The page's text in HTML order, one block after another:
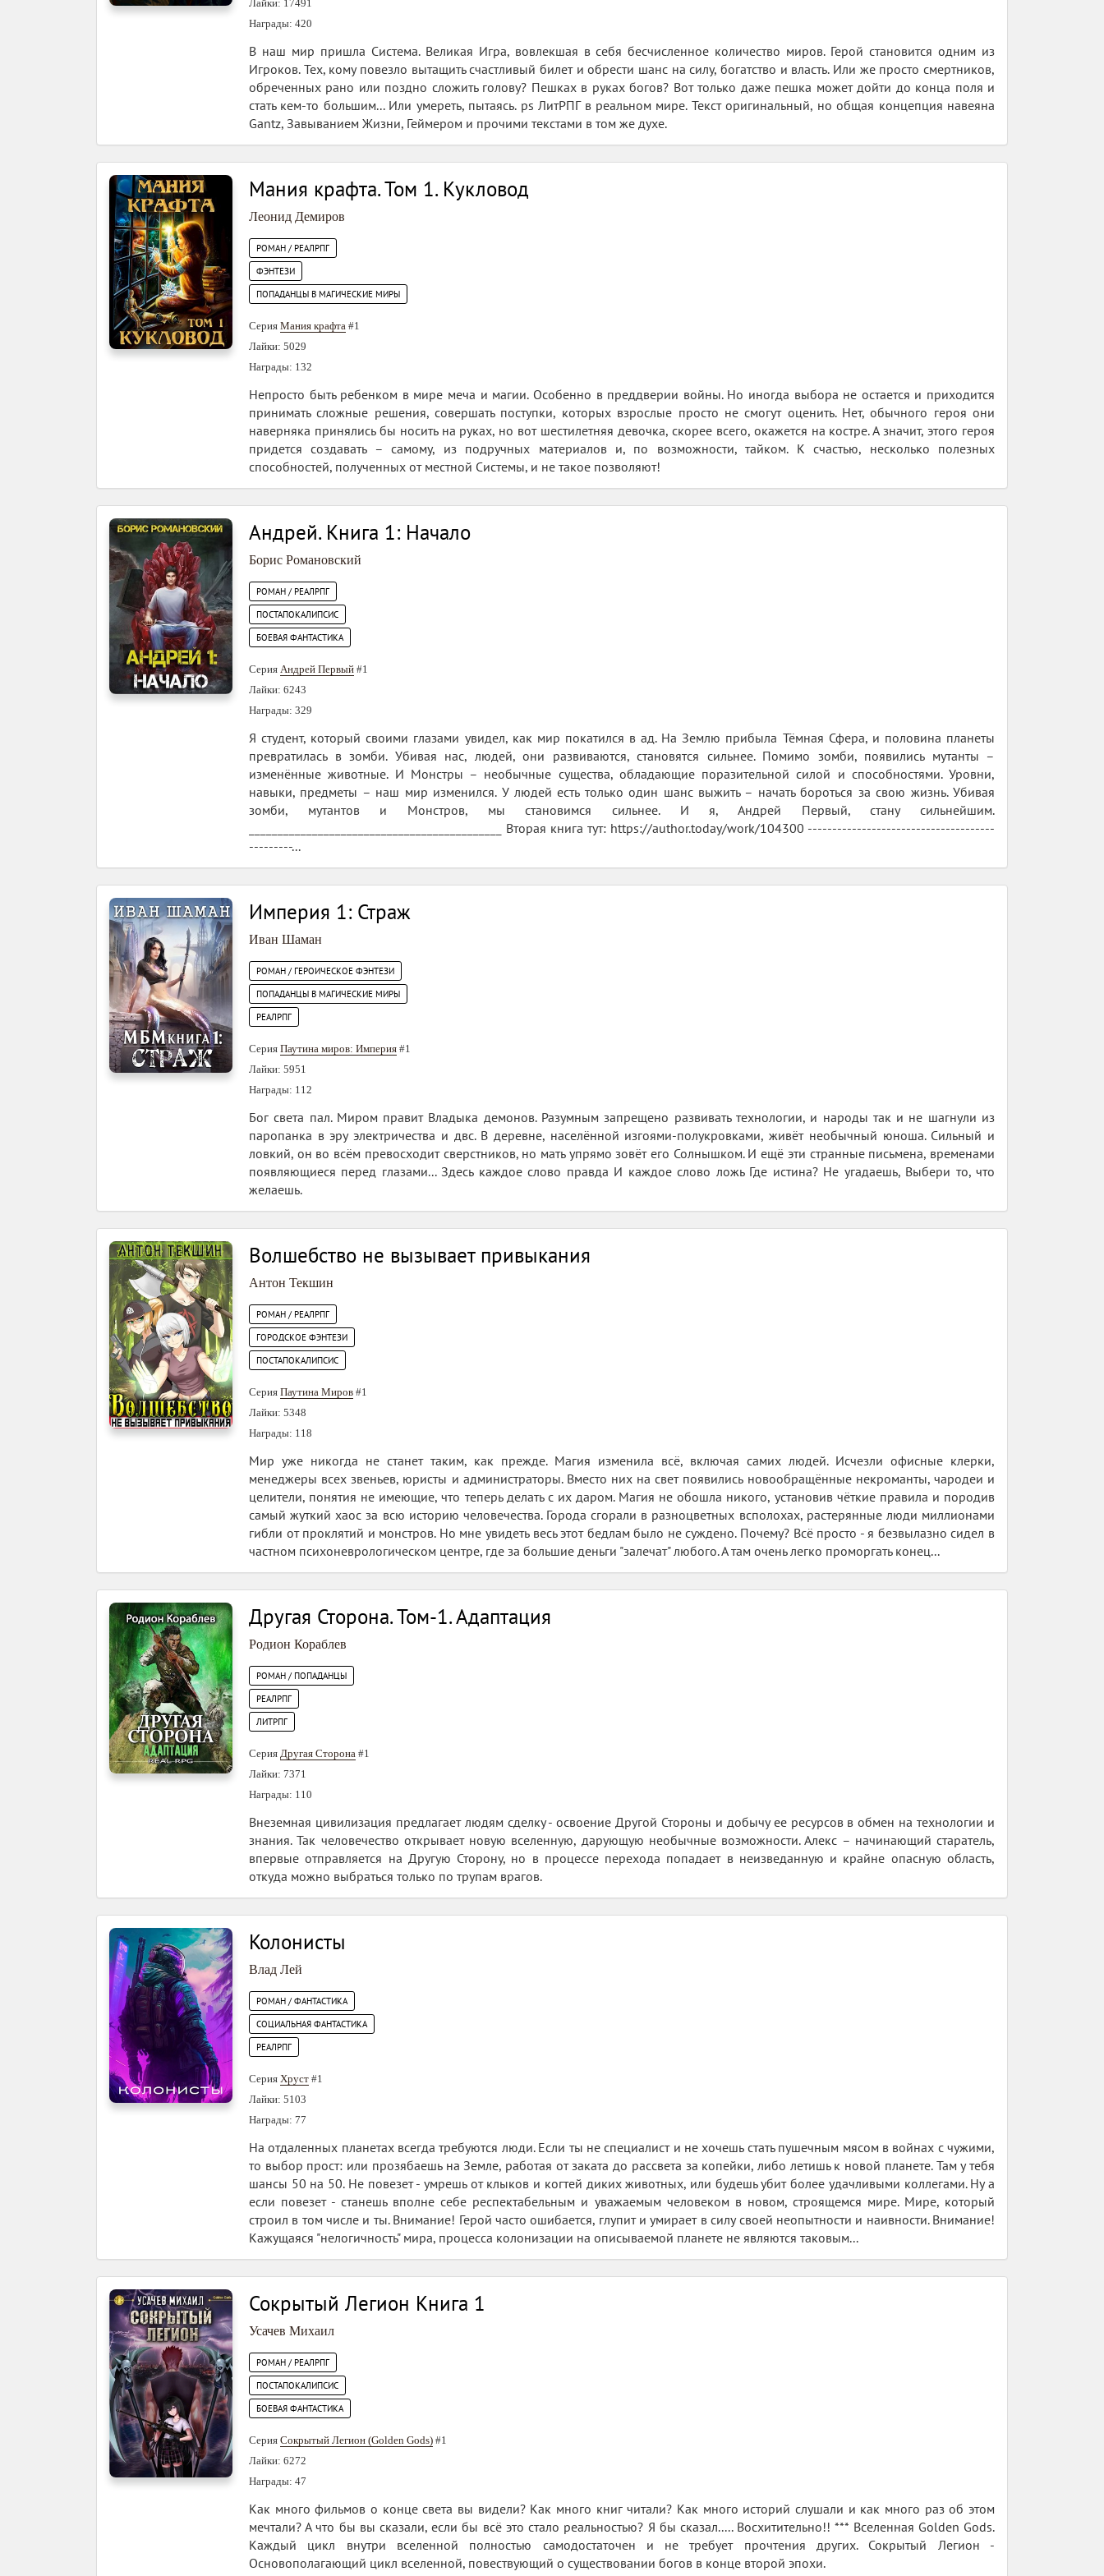
Лайки: 17491
Награды: 420
В наш мир пришла Система. Великая Игра, вовлекшая в себя бесчисленное количество миров. Герой становится одним из
Игроков. Тех, кому повезло вытащить счастливый билет и обрести шанс на силу, богатство и власть. Или же просто смертников,
обреченных рано или поздно сложить голову? Пешках в руках богов? Вот только даже пешка может дойти до конца поля и
стать кем-то большим... Или умереть, пытаясь. ps ЛитРПГ в реальном мире. Текст оригинальный, но общая концепция навеяна
Gantz, Завыванием Жизни, Геймером и прочими текстами в том же духе.
Мания крафта. Том 1. Кукловод
Леонид Демиров
РОМАН / РЕАЛРПГ
ФЭНТЕЗИ
ПОПАДАНЦЫ В МАГИЧЕСКИЕ МИРЫ
Серия Мания крафта #1
Лайки: 5029
Награды: 132
Непросто быть ребенком в мире меча и магии. Особенно в преддверии войны. Но иногда выбора не остается и приходится
принимать сложные решения, совершать поступки, которых взрослые просто не смогут оценить. Нет, обычного героя они
наверняка принялись бы носить на руках, но вот шестилетняя девочка, скорее всего, окажется на костре. А значит, этого героя
придется создавать – самому, из подручных материалов и, по возможности, тайком. К счастью, несколько полезных
способностей, полученных от местной Системы, и не такое позволяют!
Андрей. Книга 1: Начало
Борис Романовский
РОМАН / РЕАЛРПГ
ПОСТАПОКАЛИПСИС
БОЕВАЯ ФАНТАСТИКА
Серия Андрей Первый #1
Лайки: 6243
Награды: 329
Я студент, который своими глазами увидел, как мир покатился в ад. На Землю прибыла Тёмная Сфера, и половина планеты
превратилась в зомби. Убивая нас, людей, они развиваются, становятся сильнее. Помимо зомби, появились мутанты –
изменённые животные. И Монстры – необычные существа, обладающие поразительной силой и способностями. Уровни,
навыки, предметы – наш мир изменился. У людей есть только один шанс выжить – начать бороться за свою жизнь. Убивая
зомби, мутантов и Монстров, мы становимся сильнее. И я, Андрей Первый, стану сильнейшим.
____________________________________________ Вторая книга тут: https://author.today/work/104300 --------------------------------------
---------...
Империя 1: Страж
Иван Шаман
РОМАН / ГЕРОИЧЕСКОЕ ФЭНТЕЗИ
ПОПАДАНЦЫ В МАГИЧЕСКИЕ МИРЫ
РЕАЛРПГ
Серия Паутина миров: Империя #1
Лайки: 5951
Награды: 112
Бог света пал. Миром правит Владыка демонов. Разумным запрещено развивать технологии, и народы так и не шагнули из
паропанка в эру электричества и двс. В деревне, населённой изгоями-полукровками, живёт необычный юноша. Сильный и
ловкий, он во всём превосходит сверстников, но мать упрямо зовёт его Солнышком. И ещё эти странные письмена, временами
появляющиеся перед глазами... Здесь каждое слово правда И каждое слово ложь Где истина? Не угадаешь, Выбери то, что
желаешь.
Волшебство не вызывает привыкания
Антон Текшин
РОМАН / РЕАЛРПГ
ГОРОДСКОЕ ФЭНТЕЗИ
ПОСТАПОКАЛИПСИС
Серия Паутина Миров #1
Лайки: 5348
Награды: 118
Мир уже никогда не станет таким, как прежде. Магия изменила всё, включая самих людей. Исчезли офисные клерки,
менеджеры всех звеньев, юристы и администраторы. Вместо них на свет появились новообращённые некроманты, чародеи и
целители, понятия не имеющие, что теперь делать с их даром. Магия не обошла никого, установив чёткие правила и породив
самый жуткий хаос за всю историю человечества. Города сгорали в разноцветных всполохах, растерянные люди миллионами
гибли от проклятий и монстров. Но мне увидеть весь этот бедлам было не суждено. Почему? Всё просто - я безвылазно сидел в
частном психоневрологическом центре, где за большие деньги "залечат" любого. А там очень легко проморгать конец...
Другая Сторона. Том-1. Адаптация
Родион Кораблев
РОМАН / ПОПАДАНЦЫ
РЕАЛРПГ
ЛИТРПГ
Серия Другая Сторона #1
Лайки: 7371
Награды: 110
Внеземная цивилизация предлагает людям сделку - освоение Другой Стороны и добычу ее ресурсов в обмен на технологии и
знания. Так человечество открывает новую вселенную, дарующую необычные возможности. Алекс – начинающий старатель,
впервые отправляется на Другую Сторону, но в процессе перехода попадает в неизведанную и крайне опасную область,
откуда можно выбраться только по трупам врагов.
Колонисты
Влад Лей
РОМАН / ФАНТАСТИКА
СОЦИАЛЬНАЯ ФАНТАСТИКА
РЕАЛРПГ
Серия Хруст #1
Лайки: 5103
Награды: 77
На отдаленных планетах всегда требуются люди. Если ты не специалист и не хочешь стать пушечным мясом в войнах с чужими,
то выбор прост: или прозябаешь на Земле, работая от заката до рассвета за копейки, либо летишь к новой планете. Там у тебя
шансы 50 на 50. Не повезет - умрешь от клыков и когтей диких животных, или будешь убит более удачливыми коллегами. Ну а
если повезет - станешь вполне себе респектабельным и уважаемым человеком в новом, строящемся мире. Мире, который
строил в том числе и ты. Внимание! Герой часто ошибается, глупит и умирает в силу своей неопытности и наивности. Внимание!
Кажущаяся "нелогичность" мира, процесса колонизации на описываемой планете не являются таковым...
Сокрытый Легион Книга 1
Усачев Михаил
РОМАН / РЕАЛРПГ
ПОСТАПОКАЛИПСИС
БОЕВАЯ ФАНТАСТИКА
Серия Сокрытый Легион (Golden Gods) #1
Лайки: 6272
Награды: 47
Как много фильмов о конце света вы видели? Как много книг читали? Как много историй слушали и как много раз об этом
мечтали? А что бы вы сказали, если бы всё это стало реальностью? Я бы сказал..... Восхитительно!! *** Вселенная Golden Gods.
Каждый цикл внутри вселенной полностью самодостаточен и не требует прочтения других. Сокрытый Легион -
Основополагающий цикл вселенной, повествующий о существовании богов в конце второй эпохи.